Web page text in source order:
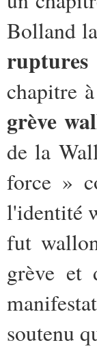
Bolland
ruptures
chapitre
grève
de la
force »
l'identité
fut
grève et
soutenu